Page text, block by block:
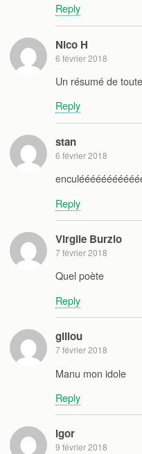
Reply
Nico H
6 février 2018
Un résumé de
Reply
stan
6 février 2018
Reply
Virgile Burzio
7 février 2018
Quel poète
Reply
gillou
7 février 2018
Manu mon idole
Reply
Igor
9 février 2018